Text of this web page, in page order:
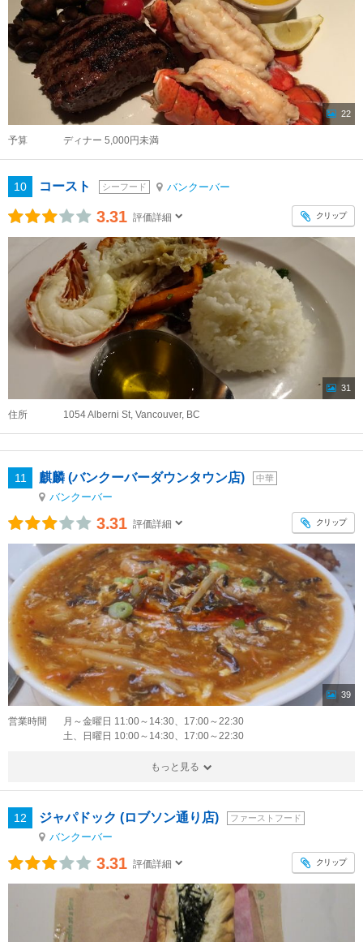
22
予算 ディナー 5,000円未満
10 コースト シーフード バンクーバー
3.31 評価詳細 クリップ
31
住所 1054 Alberni St, Vancouver, BC
11 麒麟 (バンクーバーダウンタウン店) 中華
バンクーバー
3.31 評価詳細 クリップ
39
営業時間
月～金曜日 11:00～14:30、17:00～22:30
土、日曜日 10:00～14:30、17:00～22:30
もっと見る
12 ジャパドック (ロブソン通り店) ファーストフード
バンクーバー
3.31 評価詳細 クリップ